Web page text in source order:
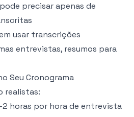
precisar apenas de
usar transcrições
entrevistas, resumos para
Seu Cronograma
realistas:
2 horas por hora de entrevista